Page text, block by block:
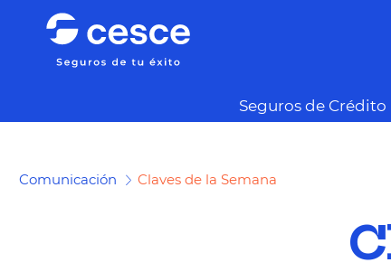
Seguros de Crédito
Comunicación Claves de la Semana